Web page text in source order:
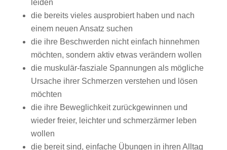
leiden
die bereits vieles ausprobiert haben und nach
einem neuen Ansatz suchen
die ihre Beschwerden nicht einfach hinnehmen
möchten, sondern aktiv etwas verändern wollen
die muskulär-fasziale Spannungen als mögliche
Ursache ihrer Schmerzen verstehen und lösen
möchten
die ihre Beweglichkeit zurückgewinnen und
wieder freier, leichter und schmerzärmer leben
wollen
die bereit sind, einfache Übungen in ihren Alltag